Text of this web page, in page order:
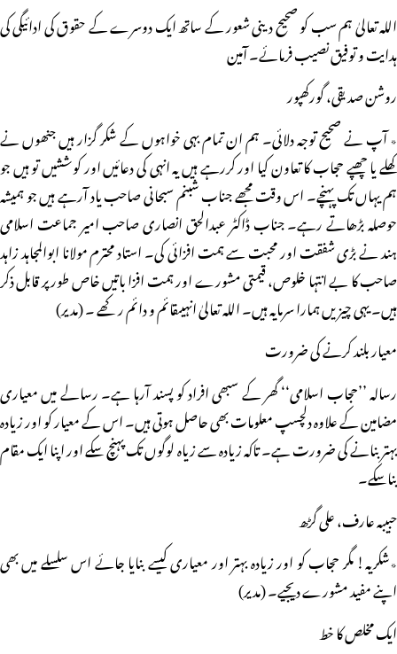
اللہ تعالیٰ ہم سب کو صحیح دینی شعور کے ساتھ ایک دوسرے کے حقوق کی ادائیگی کی
ہدایت و توفیق نصیب فرمائے۔ آمین
روشن صدیقی، گورکھپور
٭ آپ نے صحیح توجہ دلائی۔ ہم ان تمام بہی خواہوں کے شکر گزار ہیں جنھوں نے
کھلے یا چھپے حجاب کا تعاون کیا اور کررہے ہیں یہ انہی کی دعائیں اور کوششیں تو ہیں جو
ہم یہاں تک پہنچے۔ اس وقت مجھے جناب شبنم سبحانی صاحب یاد آرہے ہیں جو ہمیشہ
حوصلہ بڑھاتے رہے۔ جناب ڈاکٹر عبدالحق انصاری صاحب امیر جماعت اسلامی
ہند نے بڑی شفقت اور محبت سے ہمت افزائی کی۔ استاد محترم مولانا ابوالمجاہد زاہد
صاحب کا بے انتہا خلوص، قیمتی مشورے اور ہمت افزا باتیں خاص طور پر قابل ذکر
ہیں۔ یہی چیزیں ہمارا سرمایہ ہیں۔ اللہ تعالیٰ انہیںقائم و دائم رکھے ۔ (مدیر)
معیار بلند کرنے کی ضرورت
رسالہ ’’حجاب اسلامی‘‘ گھر کے سبھی افراد کو پسند آرہا ہے۔ رسالے میں معیاری
مضامین کے علاوہ دلچسپ معلومات بھی حاصل ہوتی ہیں۔ اس کے معیار کو اور زیادہ
بہتر بنانے کی ضرورت ہے۔ تاکہ زیادہ سے زیاہ لوگوں تک پہنچ سکے اور اپنا ایک مقام
بناسکے۔
حبیبہ عارف، علی گڑھ
٭شکریہ! مگر حجاب کو اور زیادہ بہتر اور معیاری کیسے بنایا جائے اس سلسلے میں بھی
اپنے مفید مشورے دیجیے۔ (مدیر)
ایک مخلص کا خط